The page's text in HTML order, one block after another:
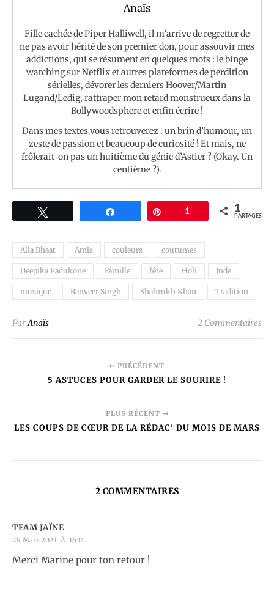
Anaïs
Fille cachée de Piper Halliwell, il m’arrive de regretter de
ne pas avoir hérité de son premier don, pour assouvir mes
addictions, qui se résument en quelques mots : le binge
watching sur Netflix et autres plateformes de perdition
sérielles, dévorer les derniers Hoover/Martin
Lugand/Ledig, rattraper mon retard monstrueux dans la
Bollywoodsphere et enfin écrire !
Dans mes textes vous retrouverez : un brin d’humour, un
zeste de passion et beaucoup de curiosité ! Et mais, ne
frôlerait-on pas un huitième du génie d’Astier ? (Okay. Un
centième ?).
Partagez Épingle
1 1
PARTAGES
Alia Bhaat Amis couleurs coutumes
Deepika Padukone Famille fête Holi Inde
musique Ranveer Singh Shahrukh Khan Tradition
ParAnaïs 2 Commentaires
PRÉCÉDENT
5 ASTUCES POUR GARDER LE SOURIRE !
PLUS RÉCENT
LES COUPS DE CŒUR DE LA RÉDAC' DU MOIS DE MARS
2 COMMENTAIRES
TEAM JAÏNE
29 Mars 2021 À 16:14
Merci Marine pour ton retour !